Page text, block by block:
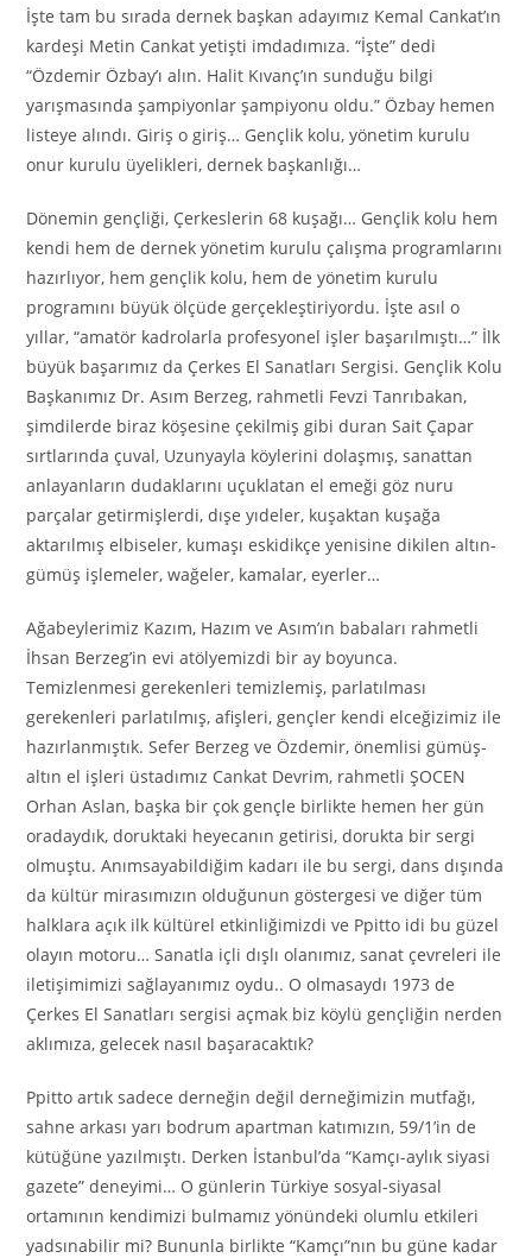
İşte tam bu sırada dernek başkan adayımız Kemal Cankat’ın
kardeşi Metin Cankat yetişti imdadımıza. “İşte” dedi
“Özdemir Özbay’ı alın. Halit Kıvanç’ın sunduğu bilgi
yarışmasında şampiyonlar şampiyonu oldu.” Özbay hemen
listeye alındı. Giriş o giriş… Gençlik kolu, yönetim kurulu
onur kurulu üyelikleri, dernek başkanlığı…
Dönemin gençliği, Çerkeslerin 68 kuşağı… Gençlik kolu hem
kendi hem de dernek yönetim kurulu çalışma programlarını
hazırlıyor, hem gençlik kolu, hem de yönetim kurulu
programını büyük ölçüde gerçekleştiriyordu. İşte asıl o
yıllar, “amatör kadrolarla profesyonel işler başarılmıştı…” İlk
büyük başarımız da Çerkes El Sanatları Sergisi. Gençlik Kolu
Başkanımız Dr. Asım Berzeg, rahmetli Fevzi Tanrıbakan,
şimdilerde biraz köşesine çekilmiş gibi duran Sait Çapar
sırtlarında çuval, Uzunyayla köylerini dolaşmış, sanattan
anlayanların dudaklarını uçuklatan el emeği göz nuru
parçalar getirmişlerdi, dışe yıdeler, kuşaktan kuşağa
aktarılmış elbiseler, kumaşı eskidikçe yenisine dikilen altın-
gümüş işlemeler, wağeler, kamalar, eyerler…
Ağabeylerimiz Kazım, Hazım ve Asım’ın babaları rahmetli
İhsan Berzeg’in evi atölyemizdi bir ay boyunca.
Temizlenmesi gerekenleri temizlemiş, parlatılması
gerekenleri parlatılmış, afişleri, gençler kendi elceğizimiz ile
hazırlanmıştık. Sefer Berzeg ve Özdemir, önemlisi gümüş-
altın el işleri üstadımız Cankat Devrim, rahmetli ŞOCEN
Orhan Aslan, başka bir çok gençle birlikte hemen her gün
oradaydık, doruktaki heyecanın getirisi, dorukta bir sergi
olmuştu. Anımsayabildiğim kadarı ile bu sergi, dans dışında
da kültür mirasımızın olduğunun göstergesi ve diğer tüm
halklara açık ilk kültürel etkinliğimizdi ve Ppitto idi bu güzel
olayın motoru… Sanatla içli dışlı olanımız, sanat çevreleri ile
iletişimimizi sağlayanımız oydu.. O olmasaydı 1973 de
Çerkes El Sanatları sergisi açmak biz köylü gençliğin nerden
aklımıza, gelecek nasıl başaracaktık?
Ppitto artık sadece derneğin değil derneğimizin mutfağı,
sahne arkası yarı bodrum apartman katımızın, 59/1’in de
kütüğüne yazılmıştı. Derken İstanbul’da “Kamçı-aylık siyasi
gazete” deneyimi… O günlerin Türkiye sosyal-siyasal
ortamının kendimizi bulmamız yönündeki olumlu etkileri
yadsınabilir mi? Bununla birlikte “Kamçı”nın bu güne kadar